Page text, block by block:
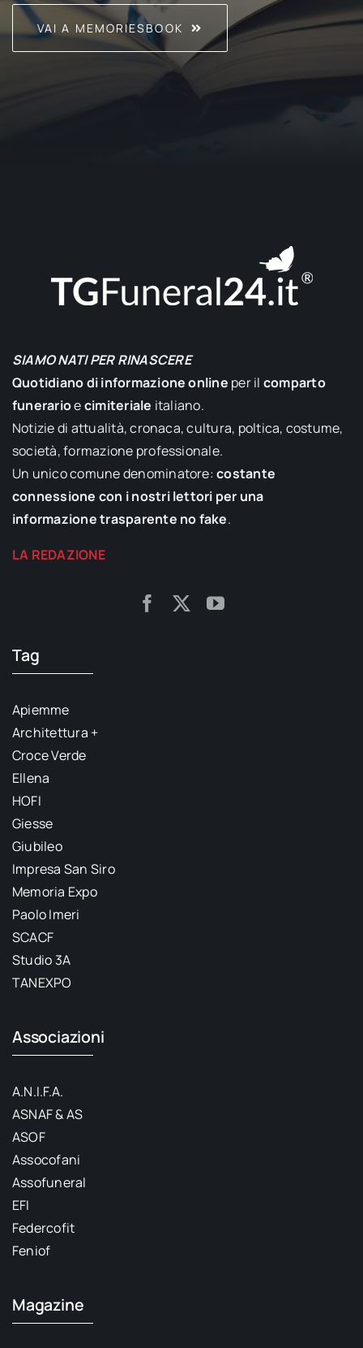
VAI A MEMORIESBOOK
SIAMO NATI PER RINASCERE
Quotidiano di informazione online per il comparto
funerarioecimiteriale italiano.
Notizie di attualità, cronaca, cultura, poltica, costume,
società, formazione professionale.
Un unico comune denominatore:costante
connessione con i nostri lettori per una
informazione trasparente no fake.
LA REDAZIONE
Tag
Apiemme
Architettura +
Croce Verde
Ellena
HOFI
Giesse
Giubileo
Impresa San Siro
Memoria Expo
Paolo Imeri
SCACF
Studio 3A
TANEXPO
Associazioni
A.N.I.F.A.
ASNAF & AS
ASOF
Assocofani
Assofuneral
EFI
Federcofit
Feniof
Magazine